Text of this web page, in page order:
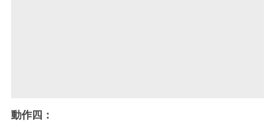
動作四：